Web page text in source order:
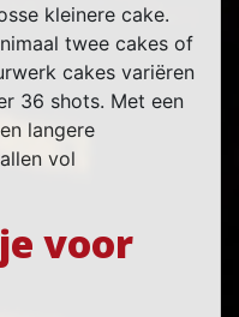
kleinere cake.
twee cakes of
cakes variëren
36 shots. Met een
langere
vol
voor